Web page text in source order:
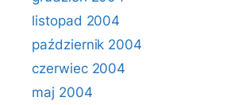
listopad 2004
październik 2004
czerwiec 2004
maj 2004